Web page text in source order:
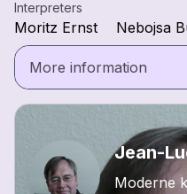
Interpreters
Moritz Ernst Nebojsa
More information
Jean-
Moderne